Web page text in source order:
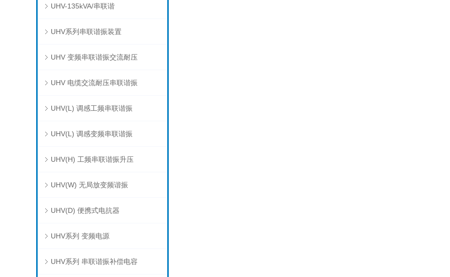
UHV-135kVA/串联谐
UHV系列串联谐振装置
UHV 变频串联谐振交流耐压
UHV 电缆交流耐压串联谐振
UHV(L) 调感工频串联谐振
UHV(L) 调感变频串联谐振
UHV(H) 工频串联谐振升压
UHV(W) 无局放变频谐振
UHV(D) 便携式电抗器
UHV系列 变频电源
UHV系列 串联谐振补偿电容